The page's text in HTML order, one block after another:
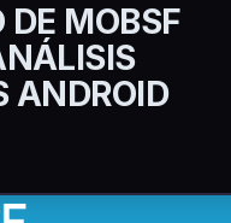
DE MOBSF
ANDROID